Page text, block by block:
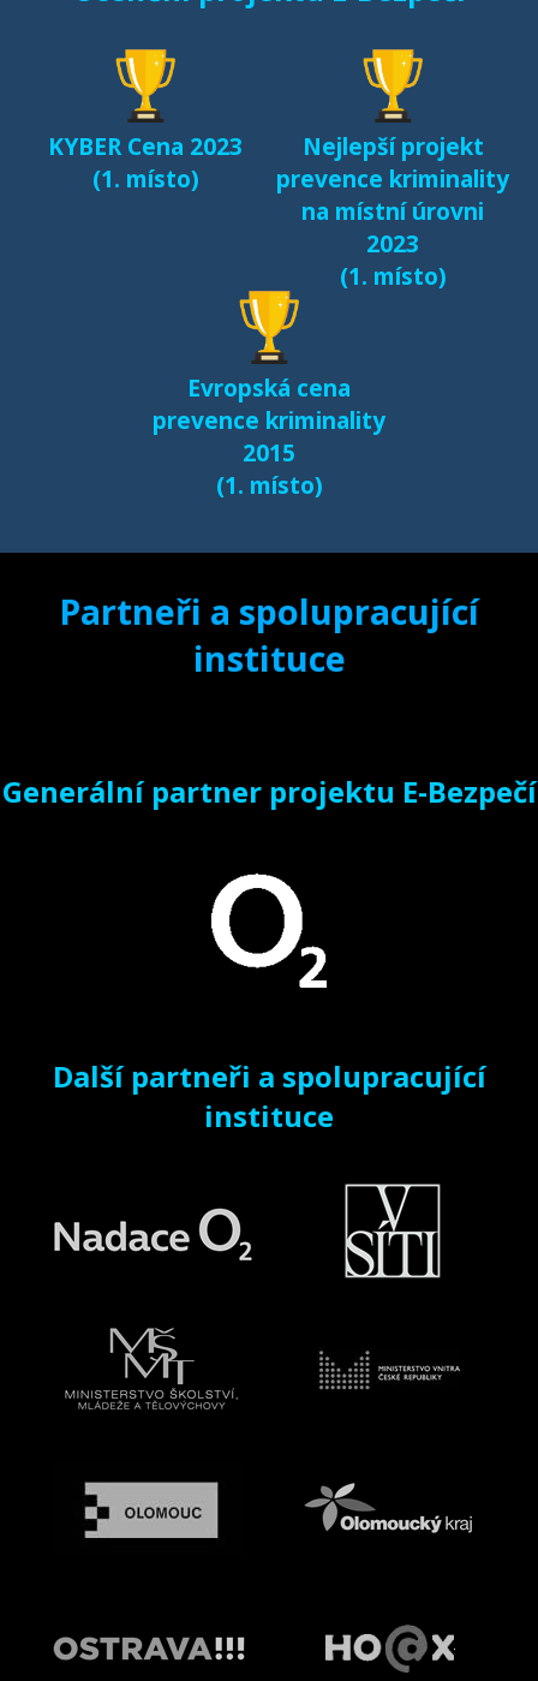
dětí v kyberprostoru
Fenomén Minecraft v
českém prostředí
Další výsledky jsou k
samostatné stránce
e-bezpeci.cz/vyzkum.
KYBER Cena 2023
(1. místo)
Nejlepší projekt
prevence kriminality
na místní úrovni
2023
(1. místo)
Evropská cena
prevence kriminality
2015
(1. místo)
Partneři a spolupracující
instituce
Generální partner projektu E-Bezpečí
Další partneři a spolupracující
instituce